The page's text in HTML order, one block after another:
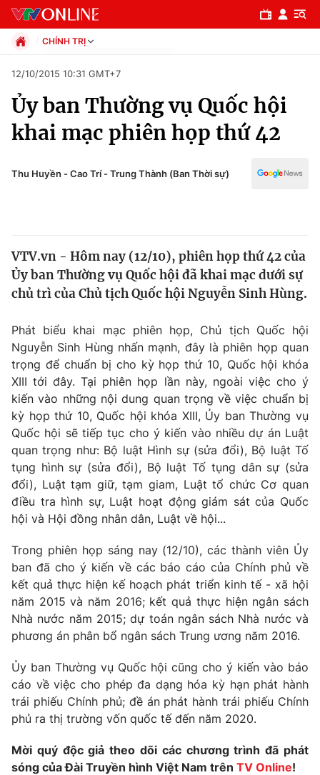
Chuyên mục
Chính trị
Xã hội
Y tế
Tin tức
Thế giới đó đây
Câu chuyện quốc tế
Kinh tế
Tài chính
Thị trường
Góc doanh nghiệp
Dữ liệu và đời sống
Truyền hình
Phim VTV
Hậu trường
Nhân vật
Khán giả
Giải sao mai
Giải trí
Điện ảnh
Sao
Đời sống
Du lịch
Làm đẹp
Chất lượng cuộc sống
Giáo dục
Tuyển sinh
Học trực tuyến
Công nghệ
Hitech Công nghệ tương lai
Sản phẩm
Thị trường
Tư vấn
Giao lưu trực tuyến
Lịch phát sóng
Emagazine Podcast
CHÍNH TRỊ
Xã hội
Pháp luật
Thể thao
Văn hóa - Giải trí
Giáo dục
12/10/2015 10:31 GMT+7
Ủy ban Thường vụ Quốc hội
khai mạc phiên họp thứ 42
Thu Huyền - Cao Trí - Trung Thành (Ban Thời sự)
VTV.vn - Hôm nay (12/10), phiên họp thứ 42 của
Ủy ban Thường vụ Quốc hội đã khai mạc dưới sự
chủ trì của Chủ tịch Quốc hội Nguyễn Sinh Hùng.
Phát biểu khai mạc phiên họp, Chủ tịch Quốc hội
Nguyễn Sinh Hùng nhấn mạnh, đây là phiên họp quan
trọng để chuẩn bị cho kỳ họp thứ 10, Quốc hội khóa
XIII tới đây. Tại phiên họp lần này, ngoài việc cho ý
kiến vào những nội dung quan trọng về việc chuẩn bị
kỳ họp thứ 10, Quốc hội khóa XIII, Ủy ban Thường vụ
Quốc hội sẽ tiếp tục cho ý kiến vào nhiều dự án Luật
quan trọng như: Bộ luật Hình sự (sửa đổi), Bộ luật Tố
tụng hình sự (sửa đổi), Bộ luật Tố tụng dân sự (sửa
đổi), Luật tạm giữ, tạm giam, Luật tổ chức Cơ quan
điều tra hình sự, Luật hoạt động giám sát của Quốc
hội và Hội đồng nhân dân, Luật về hội...
Trong phiên họp sáng nay (12/10), các thành viên Ủy
ban đã cho ý kiến về các báo cáo của Chính phủ về
kết quả thực hiện kế hoạch phát triển kinh tế - xã hội
năm 2015 và năm 2016; kết quả thực hiện ngân sách
Nhà nước năm 2015; dự toán ngân sách Nhà nước và
phương án phân bổ ngân sách Trung ương năm 2016.
Ủy ban Thường vụ Quốc hội cũng cho ý kiến vào báo
cáo về việc cho phép đa dạng hóa kỳ hạn phát hành
trái phiếu Chính phủ; đề án phát hành trái phiếu Chính
phủ ra thị trường vốn quốc tế đến năm 2020.
Mời quý độc giả theo dõi các chương trình đã phát
sóng của Đài Truyền hình Việt Nam trên TV Online!